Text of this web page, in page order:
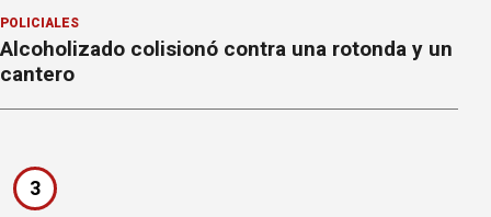
POLICIALES
Alcoholizado colisionó contra una rotonda y un
cantero
3